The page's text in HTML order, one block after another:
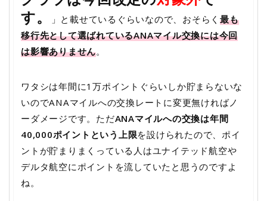
す。
」と載せているぐらいなので、おそらく最も
移行先として選ばれているANAマイル交換には今回
は影響ありません。
ワタシは年間に1万ポイントぐらいしか貯まらないな
いのでANAマイルへの交換レートに変更無ければノ
ーダメージです。ただANAマイルへの交換は年間
40,000ポイントという上限を設けられたので、ポイ
ントが貯まりまくっている人はユナイテッド航空や
デルタ航空にポイントを流していたと思うのですよ
ね。